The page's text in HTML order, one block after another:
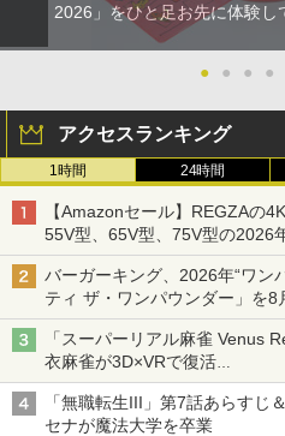
2026」をひと足お先に体験し
● ● ● ●
アクセスランキング
1時間 24時間
【Amazonセール】REGZAの
55V型、65V型、75V型の2026
バーガーキング、2026年“ワン
ティ ザ・ワンパウンダー」を8
「特製ガーリックマヨソース
「スーパーリアル麻雀 Venus
衣麻雀が3D×VRで復活
発売から2週間は20%オフにな
「無職転生III」第7話あらすじ
セナが魔法大学を卒業